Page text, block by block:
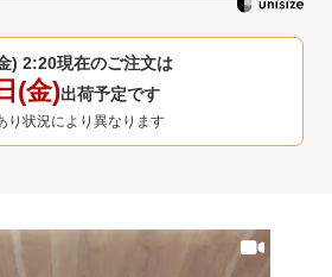
) 2:20現在のご注文は
(金)出荷予定です
り状況により異なります